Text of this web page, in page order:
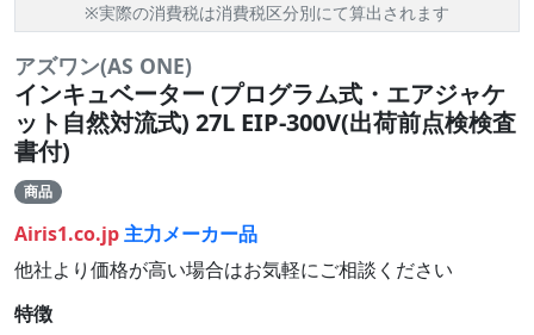
※実際の消費税は消費税区分別にて算出されます
アズワン(AS ONE)
インキュベーター (プログラム式・エアジャケ
ット自然対流式) 27L EIP-300V(出荷前点検検査
書付)
商品
Airis1.co.jp主力メーカー品
他社より価格が高い場合はお気軽にご相談ください
特徴